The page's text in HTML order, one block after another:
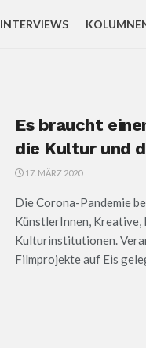
INTERVIEWS
Es braucht
die Kultur und
17. MÄRZ 2020
Die Corona-Pandemie
KünstlerInnen, Kreative,
Kulturinstitutionen.
Filmprojekte auf Eis